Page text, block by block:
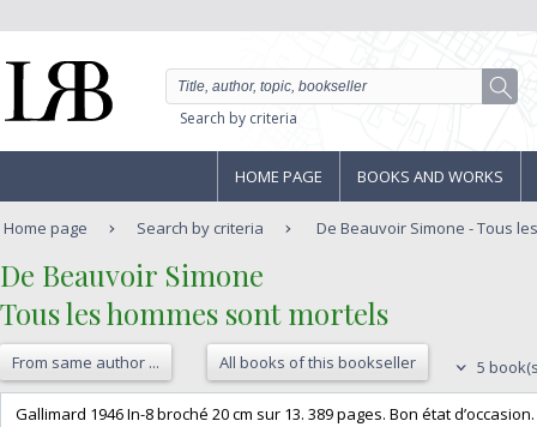
Search by criteria
HOME PAGE BOOKS AND WORKS
Home page Search by criteria De Beauvoir Simone - Tous
‎De Beauvoir Simone‎
‎Tous les hommes sont mortels‎
From same author ... All books of this bookseller 5
‎Gallimard 1946 In-8 broché 20 cm sur 13. 389 pages. Bon état d’occasion.‎